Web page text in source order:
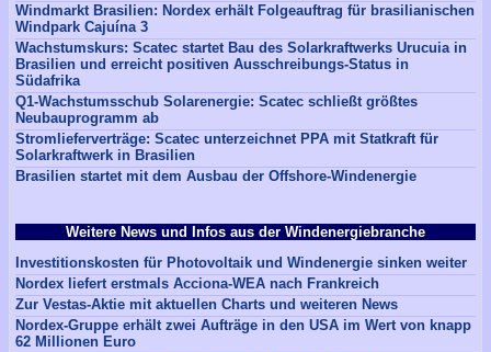
Weitere News und Infos aus der Windenergiebranche
Investitionskosten für Photovoltaik und Windenergie sinken weiter
Nordex liefert erstmals Acciona-WEA nach Frankreich
Zur Vestas-Aktie mit aktuellen Charts und weiteren News
Nordex-Gruppe erhält zwei Aufträge in den USA im Wert von knapp
62 Millionen Euro
Windmarkt Brasilien: Nordex erhält Folgeauftrag für brasilianischen
Windpark Cajuína 3
Wachstumskurs: Scatec startet Bau des Solarkraftwerks Urucuia in
Brasilien und erreicht positiven Ausschreibungs-Status in
Südafrika
Q1-Wachstumsschub Solarenergie: Scatec schließt größtes
Neubauprogramm ab
Stromlieferverträge: Scatec unterzeichnet PPA mit Statkraft für
Solarkraftwerk in Brasilien
Brasilien startet mit dem Ausbau der Offshore-Windenergie